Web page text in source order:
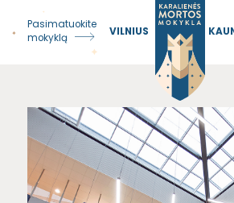
Pasimatuokite
mokyklą
VILNIUS